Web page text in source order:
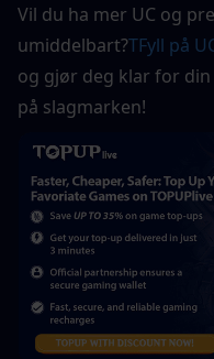
Vil du ha mer UC og
umiddelbart?TFyll på
og gjør deg klar for din
på slagmarken!